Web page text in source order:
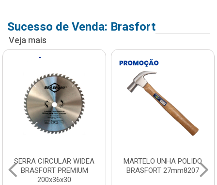
Sucesso de Venda: Brasfort
Veja mais
SERRA CIRCULAR WIDEA
BRASFORT PREMIUM
200x36x30
MARTELO UNHA POLIDO
BRASFORT 27mm8207